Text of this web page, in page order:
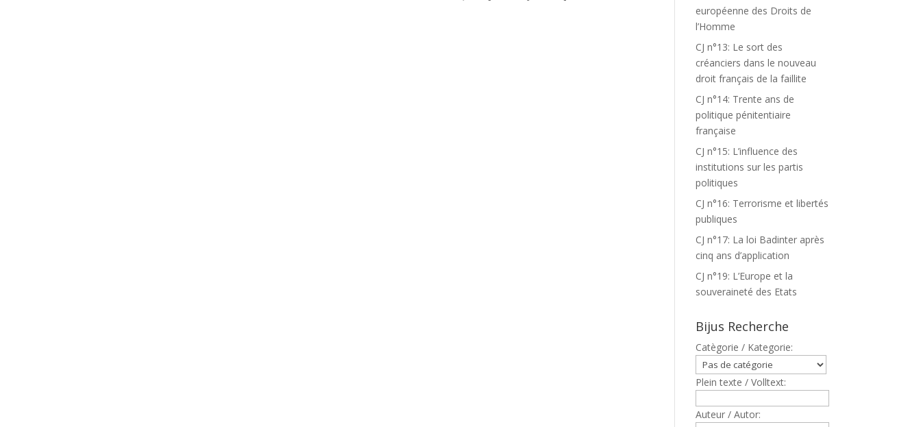
européenne des Droits de
l’Homme
CJ n°13: Le sort des
créanciers dans le nouveau
droit français de la faillite
CJ n°14: Trente ans de
politique pénitentiaire
française
CJ n°15: L’influence des
institutions sur les partis
politiques
CJ n°16: Terrorisme et libertés
publiques
CJ n°17: La loi Badinter après
cinq ans d’application
CJ n°19: L’Europe et la
souveraineté des Etats
Bijus Recherche
Catègorie / Kategorie:
Plein texte / Volltext:
Auteur / Autor: